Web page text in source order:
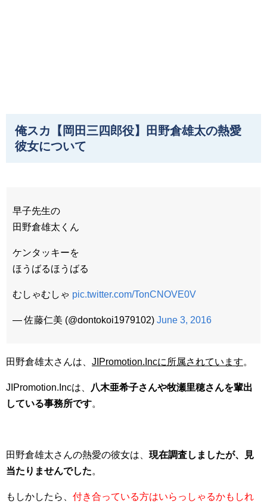
俺スカ【岡田三四郎役】田野倉雄太の熱愛
彼女について
早子先生の
田野倉雄太くん
ケンタッキーを
ほうばるほうばる
むしゃむしゃ pic.twitter.com/TonCNOVE0V
— 佐藤仁美 (@dontokoi1979102) June 3, 2016
田野倉雄太さんは、 JIPromotion.Incに所属されています。
JIPromotion.Incは、
八木亜希子さんや牧瀬里穂さんを輩出
している事務所です。
田野倉雄太さんの熱愛の彼女は、 現在調査しましたが、見
当たりませんでした。
もしかしたら、 付き合っている方はいらっしゃるかもしれ